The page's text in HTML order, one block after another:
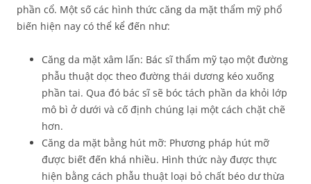
phần cổ. Một số các hình thức căng da mặt thẩm mỹ phổ
biến hiện nay có thể kể đến như:
Căng da mặt xâm lấn: Bác sĩ thẩm mỹ tạo một đường
phẫu thuật dọc theo đường thái dương kéo xuống
phần tai. Qua đó bác sĩ sẽ bóc tách phần da khỏi lớp
mô bì ở dưới và cố định chúng lại một cách chặt chẽ
hơn.
Căng da mặt bằng hút mỡ: Phương pháp hút mỡ
được biết đến khá nhiều. Hình thức này được thực
hiện bằng cách phẫu thuật loại bỏ chất béo dư thừa